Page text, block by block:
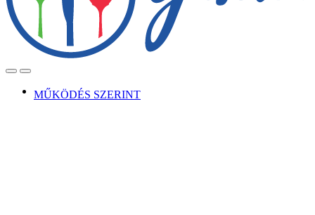
OpenClose
MŰKÖDÉS SZERINT